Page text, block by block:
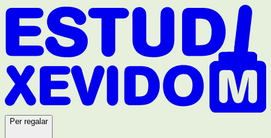
Per regalar